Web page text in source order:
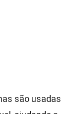
são usadas